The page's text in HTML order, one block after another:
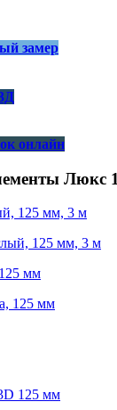
замер
онлайн
Люкс
125 мм, 3 м
мм
125 мм